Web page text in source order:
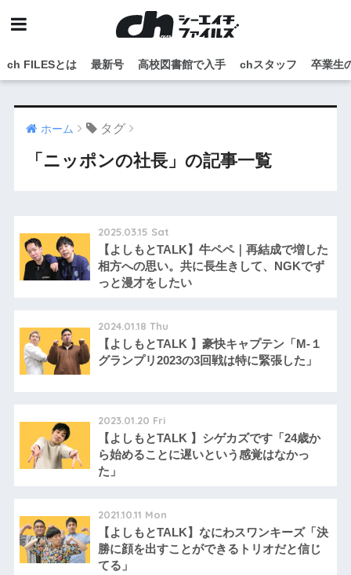
ch FILESとは 最新号 高校図書館で入手 chスタッフ 卒業生
ホーム タグ
「ニッポンの社長」の記事一覧
2025.03.15 Sat
【よしもとTALK】牛ペペ｜再結成で増した
相方への思い。共に長生きして、NGKでず
っと漫才をしたい
2024.01.18 Thu
【よしもとTALK 】豪快キャプテン「M-１
グランプリ2023の3回戦は特に緊張した」
2023.01.20 Fri
【よしもとTALK 】シゲカズです「24歳か
ら始めることに遅いという感覚はなかっ
た」
2021.10.11 Mon
【よしもとTALK】なにわスワンキーズ「決
勝に顔を出すことができるトリオだと信じ
てる」